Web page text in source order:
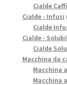
Cialde
Cialde - Infusi
Cialde
Cialde -
Cialde
Macchina da
Macchina
Macchina